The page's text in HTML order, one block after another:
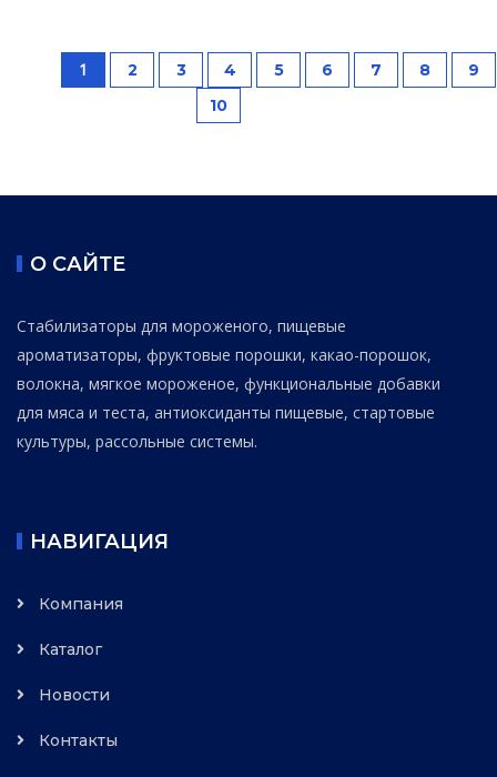
1 2 3 4 5 6 7 8
9
10
О САЙТЕ
Стабилизаторы для мороженого, пищевые
ароматизаторы, фруктовые порошки, какао-порошок,
волокна, мягкое мороженое, функциональные добавки
для мяса и теста, антиоксиданты пищевые, стартовые
культуры, рассольные системы.
НАВИГАЦИЯ
Компания
Каталог
Новости
Контакты